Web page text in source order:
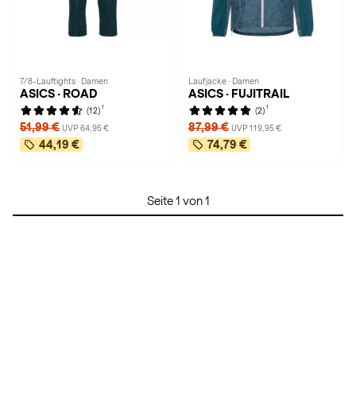
7/8-Lauftights · Damen
ASICS · ROAD
(12) 1
51,99 € UVP 64,95 €
44,19 €
Laufjacke · Damen
ASICS · FUJITRAIL
(2) 1
87,99 € UVP 119,95 €
74,79 €
Seite 1 von 1